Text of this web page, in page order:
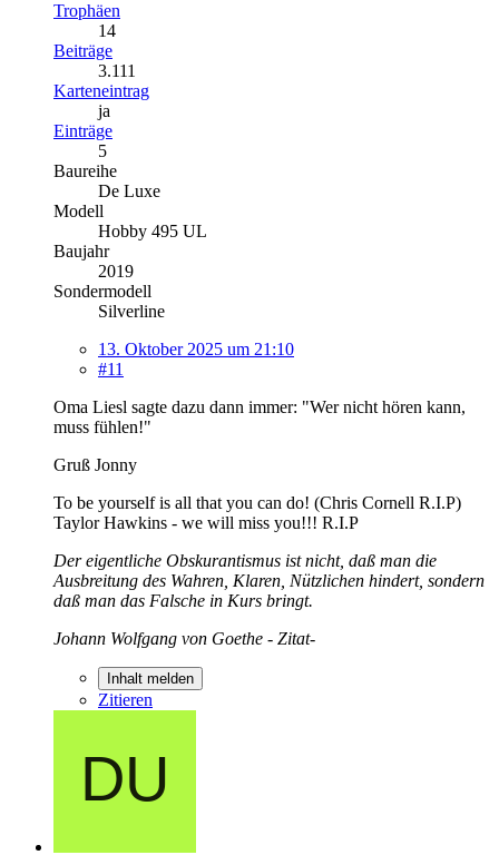
Trophäen
14
Beiträge
3.111
Karteneintrag
ja
Einträge
5
Baureihe
De Luxe
Modell
Hobby 495 UL
Baujahr
2019
Sondermodell
Silverline
13. Oktober 2025 um 21:10
#11
Oma Liesl sagte dazu dann immer: "Wer nicht hören kann,
muss fühlen!"
Gruß Jonny
To be yourself is all that you can do! (Chris Cornell R.I.P)
Taylor Hawkins - we will miss you!!! R.I.P
Der eigentliche Obskurantismus ist nicht, daß man die
Ausbreitung des Wahren, Klaren, Nützlichen hindert, sondern
daß man das Falsche in Kurs bringt.
Johann Wolfgang von Goethe - Zitat-
Inhalt melden
Zitieren